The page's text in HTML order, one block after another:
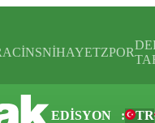
CİNSNİHAYETZPOR
EDİSYON : TR